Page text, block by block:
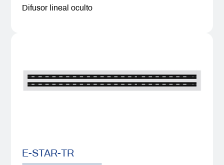
Difusor lineal oculto
E-STAR-TR